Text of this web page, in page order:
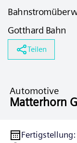
Gotthard Bahn
Teilen
Automotive
Matterhorn
Fertigstellung: